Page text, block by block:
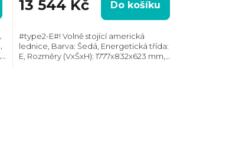
13 544 Kč Do košíku
#type2-E#! Volně stojící americká
lednice, Barva: Šedá, Energetická třída:
E, Rozměry (VxŠxH): 1777x832x623 mm,